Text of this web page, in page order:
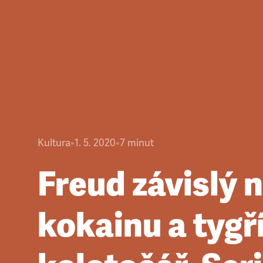
Kultura•1. 5. 2020•7 minut
Freud závislý
kokainu a